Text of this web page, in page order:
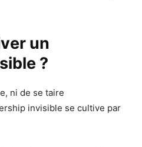
un
?
ni de se taire
invisible se cultive par